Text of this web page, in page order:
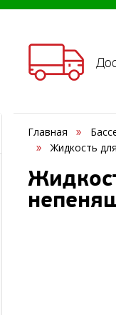
Главная
Жидкость